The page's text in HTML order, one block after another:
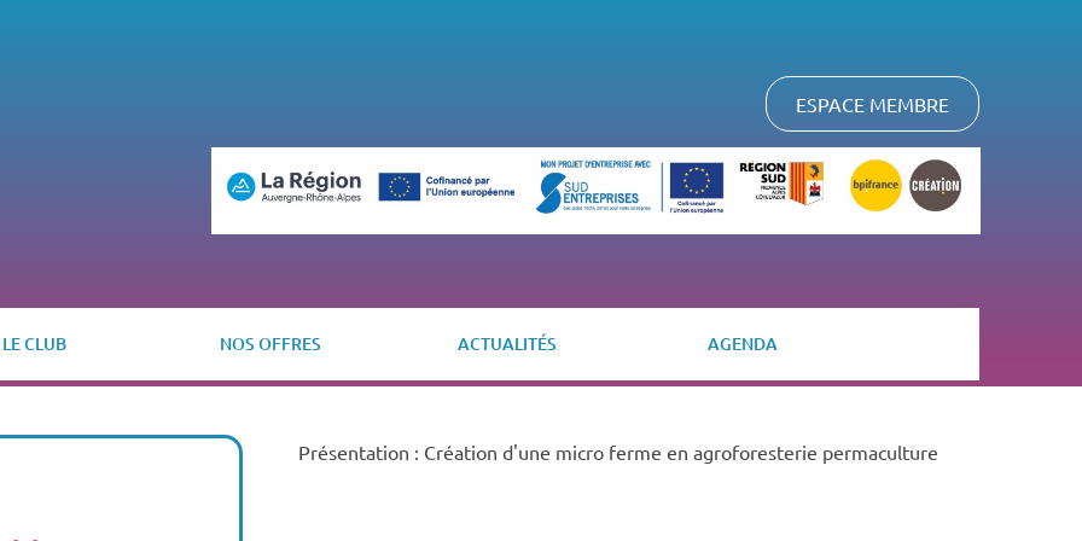
ESPACE MEMBRE
LE CLUB NOS OFFRES ACTUALITÉS AGENDA
Présentation : Création d'une micro ferme en agroforesterie permaculture